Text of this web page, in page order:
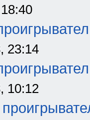
23:14
10:12